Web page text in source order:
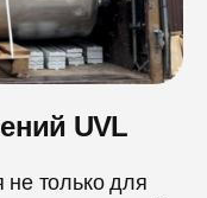
UVL
только для